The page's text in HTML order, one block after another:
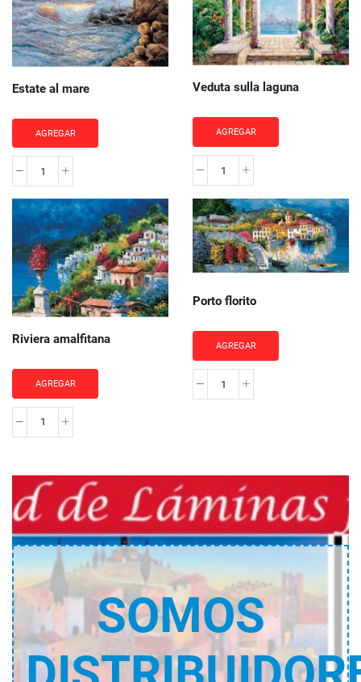
Estate al mare
AGREGAR
Estate
al
mare
cantidad
Veduta sulla laguna
AGREGAR
Veduta
sulla
laguna
cantidad
Riviera amalfitana
AGREGAR
Riviera
Porto florito
AGREGAR
Porto
SOMOS